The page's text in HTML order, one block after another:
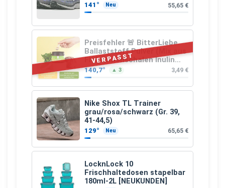
141° Neu 55,65 €
VERPASST
Preisfehler 🚨 BitterLiebe
Ballaststoff Pulver (Mix aus
Flohsamenschalen Inulin
(Präbiotika) Leinsamen &
Apfelfaser)
140,7° ▲ 3 3,49 €
Nike Shox TL Trainer
grau/rosa/schwarz (Gr. 39,
41-44,5)
129° Neu 65,65 €
LocknLock 10
Frischhaltedosen stapelbar
180ml-2L [NEUKUNDEN]